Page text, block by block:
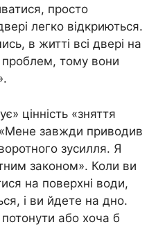
просто
легко відкриються.
в житті всі двері на
проблем, тому вони
цінність «зняття
завжди приводив
зусилля. Я
законом». Коли ви
на поверхні води,
і ви йдете на дно.
або хоча б